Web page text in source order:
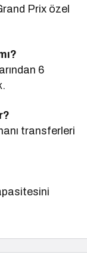
Prix özel
6
transferleri